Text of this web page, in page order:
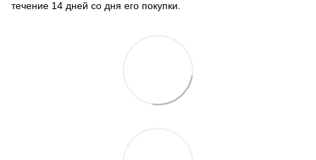
течение 14 дней со дня его покупки.